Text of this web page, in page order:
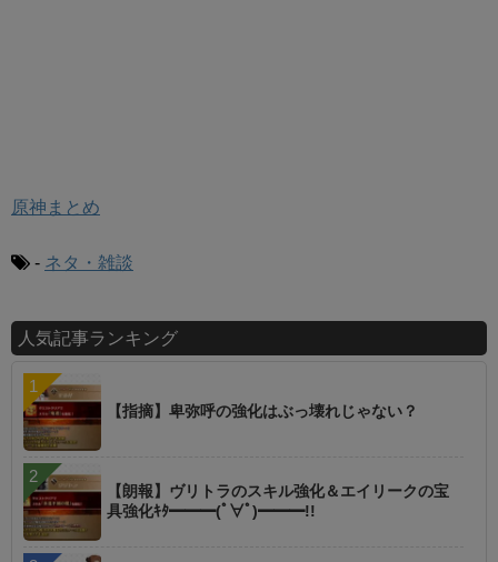
原神まとめ
- ネタ・雑談
人気記事ランキング
【指摘】卑弥呼の強化はぶっ壊れじゃない？
【朗報】ヴリトラのスキル強化＆エイリークの宝
具強化ｷﾀ━━━(ﾟ∀ﾟ)━━━!!